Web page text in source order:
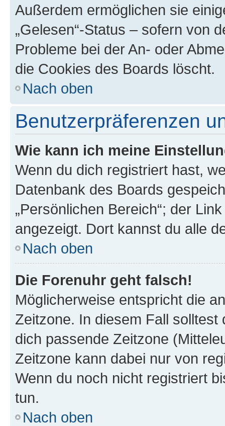
Außerdem ermöglichen sie
„Gelesen“-Status – sofern von
Probleme bei der An- oder
die Cookies des Boards löscht.
Nach oben
Benutzerpräferenzen
Wie kann ich meine
Wenn du dich registriert hast,
Datenbank des Boards
„Persönlichen Bereich“; der
angezeigt. Dort kannst du alle
Nach oben
Die Forenuhr geht falsch!
Möglicherweise entspricht die
Zeitzone. In diesem Fall solltest
dich passende Zeitzone
Zeitzone kann dabei nur von
Wenn du noch nicht registriert
tun.
Nach oben